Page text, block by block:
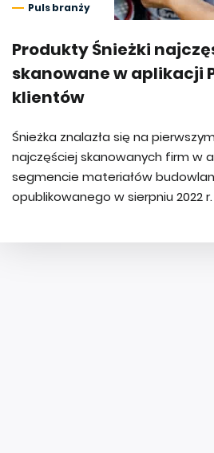
Puls branży
Produkty Śnieżki
skanowane w aplikacji
klientów
Śnieżka znalazła się na
najczęściej skanowanych firm w
segmencie materiałów
opublikowanego w sierpniu 2022 r.